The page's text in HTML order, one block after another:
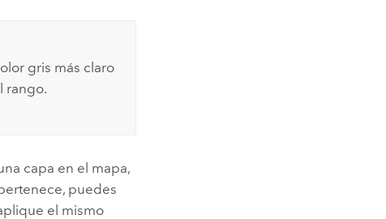
gris más claro
rango.
capa en el mapa,
puedes
el mismo